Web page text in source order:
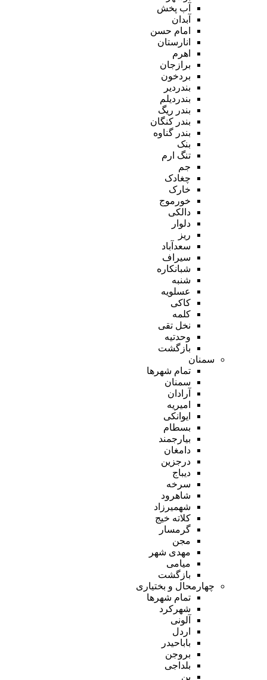
آب پخش
آبدان
امام حسن
انارستان
اهرم
برازجان
بردخون
بندردیر
بندردیلم
بندر ریگ
بندر کنگان
بندر گناوه
بنک
تنگ ارم
جم
چغادک
خارک
خورموج
دالکی
دلوار
ریز
سعدآباد
سیراف
شبانکاره
شنبه
عسلویه
کاکی
کلمه
نخل تقی
وحدتیه
بازگشت
سمنان
تمام شهر‌ها
سمنان
آرادان
امیریه
ایوانکی
بسطام
بیارجمند
دامغان
درجزین
دیباج
سرخه
شاهرود
شهمیرزاد
کلاته خیج
گرمسار
مجن
مهدی شهر
میامی
بازگشت
چهارمحال و بختیاری
تمام شهر‌ها
شهرکرد
آلونی
اردل
باباحیدر
بروجن
بلداجی
بن